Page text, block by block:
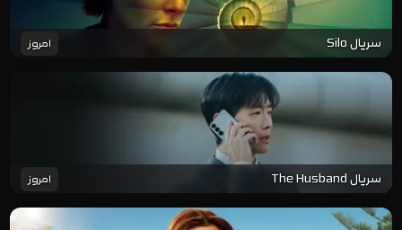
سریال Silo امروز
سریال The Husband امروز